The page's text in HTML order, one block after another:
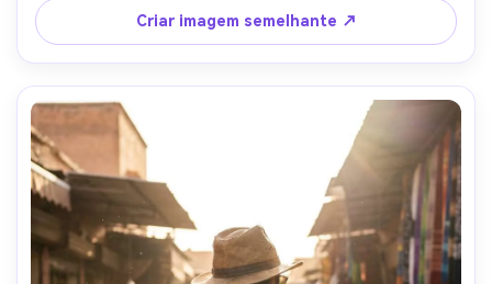
classificação de cores pastel limpas, fotorealista-AR 4:5
Criar imagem semelhante ↗